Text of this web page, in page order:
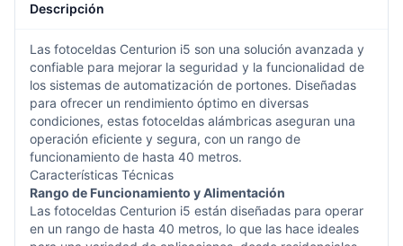
Descripción
Las fotoceldas Centurion i5 son una solución avanzada y
confiable para mejorar la seguridad y la funcionalidad de
los sistemas de automatización de portones. Diseñadas
para ofrecer un rendimiento óptimo en diversas
condiciones, estas fotoceldas alámbricas aseguran una
operación eficiente y segura, con un rango de
funcionamiento de hasta 40 metros.
Características Técnicas
Rango de Funcionamiento y Alimentación
Las fotoceldas Centurion i5 están diseñadas para operar
en un rango de hasta 40 metros, lo que las hace ideales